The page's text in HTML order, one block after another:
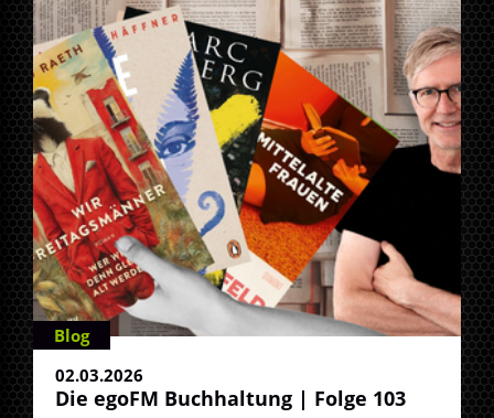
Blog
02.03.2026
Die egoFM Buchhaltung | Folge 103